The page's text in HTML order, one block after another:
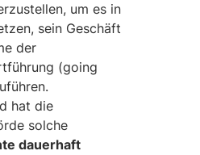
um es in
sein Geschäft
der
(going
hat die
solche
dauerhaft